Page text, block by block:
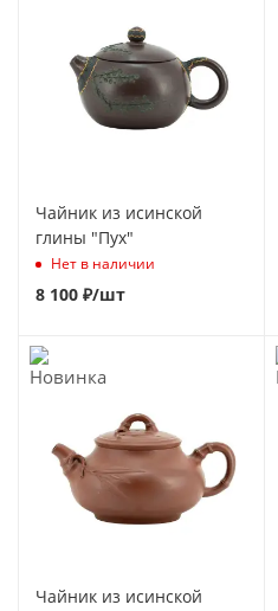
Чайник из исинской
глины "Пух"
Нет в наличии
8 100 ₽/шт
Чайник из исинской